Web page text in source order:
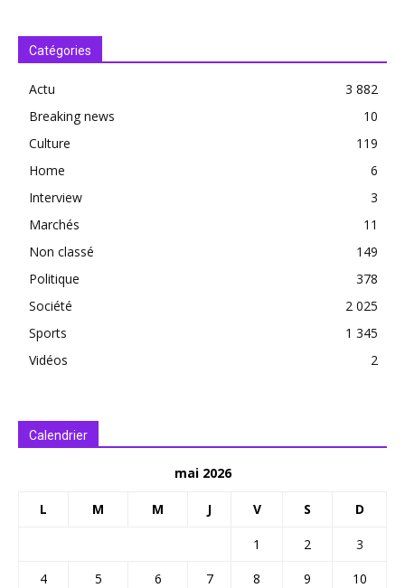
Catégories
Actu
3 882
Breaking news
10
Culture
119
Home
6
Interview
3
Marchés
11
Non classé
149
Politique
378
Société
2 025
Sports
1 345
Vidéos
2
Calendrier
mai 2026
L M M J V S D
1 2
3
4
5 6 7 8 9
10